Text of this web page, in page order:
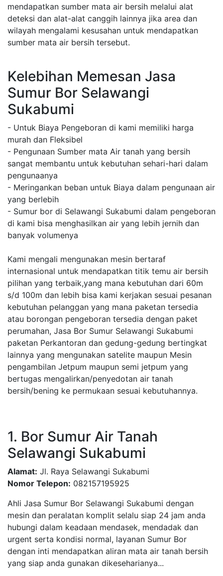
mendapatkan sumber mata air bersih melalui alat
deteksi dan alat-alat canggih lainnya jika area dan
wilayah mengalami kesusahan untuk mendapatkan
sumber mata air bersih tersebut.
Kelebihan Memesan Jasa
Sumur Bor Selawangi
Sukabumi
- Untuk Biaya Pengeboran di kami memiliki harga
murah dan Fleksibel
- Pengunaan Sumber mata Air tanah yang bersih
sangat membantu untuk kebutuhan sehari-hari dalam
pengunaanya
- Meringankan beban untuk Biaya dalam pengunaan air
yang berlebih
- Sumur bor di Selawangi Sukabumi dalam pengeboran
di kami bisa menghasilkan air yang lebih jernih dan
banyak volumenya
Kami mengali mengunakan mesin bertaraf
internasional untuk mendapatkan titik temu air bersih
pilihan yang terbaik,yang mana kebutuhan dari 60m
s/d 100m dan lebih bisa kami kerjakan sesuai pesanan
kebutuhan pelanggan yang mana paketan tersedia
atau borongan pengeboran tersedia dengan paket
perumahan, Jasa Bor Sumur Selawangi Sukabumi
paketan Perkantoran dan gedung-gedung bertingkat
lainnya yang mengunakan satelite maupun Mesin
pengambilan Jetpum maupun semi jetpum yang
bertugas mengalirkan/penyedotan air tanah
bersih/bening ke permukaan sesuai kebutuhannya.
1. Bor Sumur Air Tanah
Selawangi Sukabumi
Alamat: Jl. Raya Selawangi Sukabumi
Nomor Telepon: 082157195925
Ahli Jasa Sumur Bor Selawangi Sukabumi dengan
mesin dan peralatan komplit selalu siap 24 jam anda
hubungi dalam keadaan mendasek, mendadak dan
urgent serta kondisi normal, layanan Sumur Bor
dengan inti mendapatkan aliran mata air tanah bersih
yang siap anda gunakan dikeseharianya...